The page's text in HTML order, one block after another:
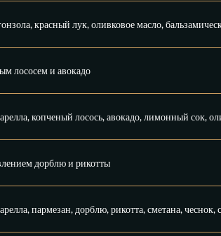
красный лук, оливковое масло,
лососем и авокадо
копченый лосось, авокадо, лимонный сок,
дорблю и рикотты
пармезан, дорблю, рикотта, сметана, чеснок,